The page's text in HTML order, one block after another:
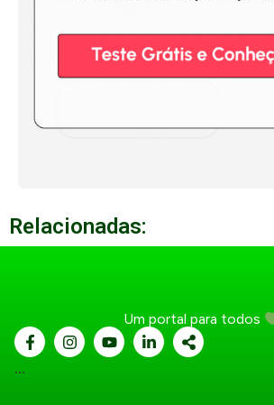
Relacionadas:
Um portal para todos
...